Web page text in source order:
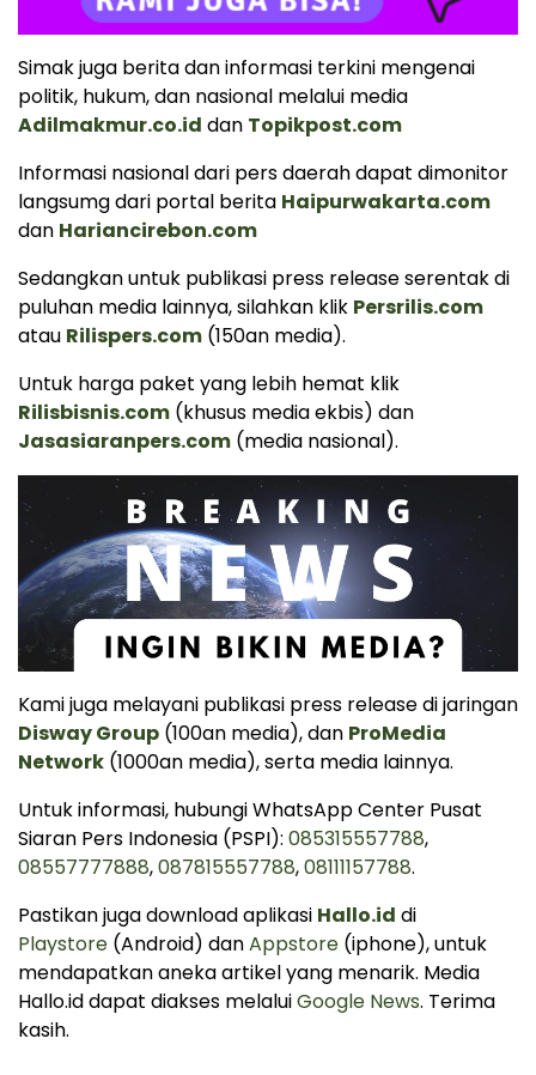
Simak juga berita dan informasi terkini mengenai
politik, hukum, dan nasional melalui media
Adilmakmur.co.id dan Topikpost.com
Informasi nasional dari pers daerah dapat dimonitor
langsumg dari portal berita Haipurwakarta.com
dan Hariancirebon.com
Sedangkan untuk publikasi press release serentak di
puluhan media lainnya, silahkan klik Persrilis.com
atau Rilispers.com (150an media).
Untuk harga paket yang lebih hemat klik
Rilisbisnis.com (khusus media ekbis) dan
Jasasiaranpers.com (media nasional).
Kami juga melayani publikasi press release di jaringan
Disway Group (100an media), dan ProMedia
Network (1000an media), serta media lainnya.
Untuk informasi, hubungi WhatsApp Center Pusat
Siaran Pers Indonesia (PSPI): 085315557788,
08557777888,087815557788,08111157788.
Pastikan juga download aplikasi Hallo.id di
Playstore (Android) danAppstore (iphone), untuk
mendapatkan aneka artikel yang menarik. Media
Hallo.id dapat diakses melaluiGoogle News. Terima
kasih.